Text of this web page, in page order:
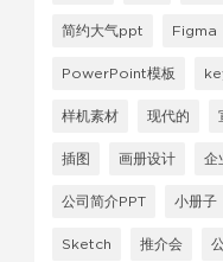
简约大气ppt Figma
PowerPoint模板
样机素材 现代的
插图 画册设计 企
公司简介PPT 小册子
Sketch 推介会